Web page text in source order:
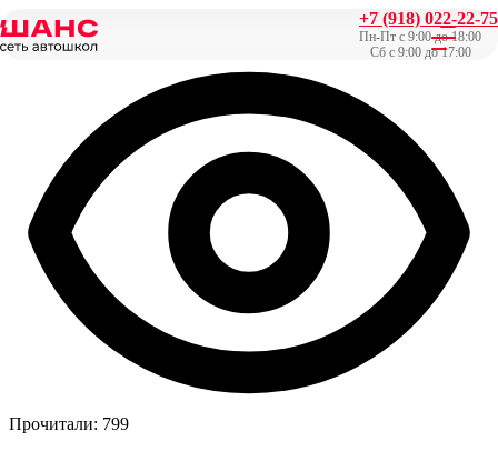
+7 (918) 022-22-75
Пн-Пт с 9:00 до 18:00
Сб с 9:00 до 17:00
Главная/Новости Популярные иномарки россиян 2019
Прочитали: 799